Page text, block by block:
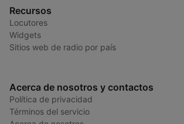
Recursos
Locutores
Widgets
Sitios web de radio por país
Acerca de nosotros y contactos
Política de privacidad
Términos del servicio